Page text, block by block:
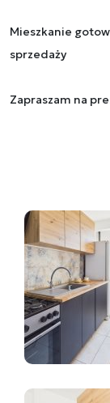
Mieszkanie
sprzedaży
Zapraszam na